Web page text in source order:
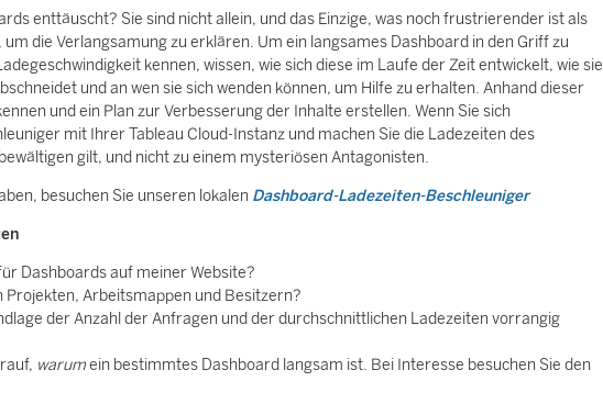
enttäuscht? Sie sind nicht allein, und das Einzige, was noch frustrierender ist als
die Verlangsamung zu erklären. Um ein langsames Dashboard in den Griff zu
kennen, wissen, wie sich diese im Laufe der Zeit entwickelt, wie sie
und an wen sie sich wenden können, um Hilfe zu erhalten. Anhand dieser
und ein Plan zur Verbesserung der Inhalte erstellen. Wenn Sie sich
mit Ihrer Tableau Cloud-Instanz und machen Sie die Ladezeiten des
gilt, und nicht zu einem mysteriösen Antagonisten.
besuchen Sie unseren lokalen Dashboard-Ladezeiten-Beschleuniger
Dashboards auf meiner Website?
Projekten, Arbeitsmappen und Besitzern?
der Anzahl der Anfragen und der durchschnittlichen Ladezeiten vorrangig
warumein bestimmtes Dashboard langsam ist. Bei Interesse besuchen Sie den